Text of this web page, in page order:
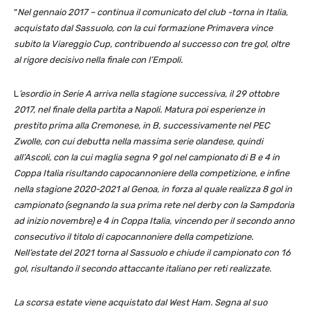
“Nel gennaio 2017 – continua il comunicato del club -torna in Italia,
acquistato dal Sassuolo, con la cui formazione Primavera vince
subito la Viareggio Cup, contribuendo al successo con tre gol, oltre
al rigore decisivo nella finale con l’Empoli.
L’esordio in Serie A arriva nella stagione successiva, il 29 ottobre
2017, nel finale della partita a Napoli. Matura poi esperienze in
prestito prima alla Cremonese, in B, successivamente nel PEC
Zwolle, con cui debutta nella massima serie olandese, quindi
all’Ascoli, con la cui maglia segna 9 gol nel campionato di B e 4 in
Coppa Italia risultando capocannoniere della competizione, e infine
nella stagione 2020-2021 al Genoa, in forza al quale realizza 8 gol in
campionato (segnando la sua prima rete nel derby con la Sampdoria
ad inizio novembre) e 4 in Coppa Italia, vincendo per il secondo anno
consecutivo il titolo di capocannoniere della competizione.
Nell’estate del 2021 torna al Sassuolo e chiude il campionato con 16
gol, risultando il secondo attaccante italiano per reti realizzate.
La scorsa estate viene acquistato dal West Ham. Segna al suo